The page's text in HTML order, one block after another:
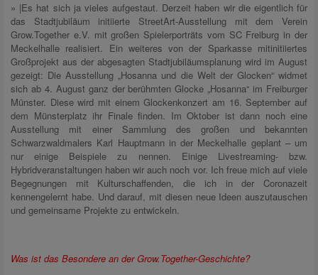
» |Es hat sich ja vieles aufgestaut. Derzeit haben wir die eigentlich für
das Stadtjubiläum initiierte StreetArt-Ausstellung mit dem Verein
Grow.Together e.V. mit großen Spielerporträts vom SC Freiburg in der
Meckelhalle realisiert. Ein weiteres von der Sparkasse mitinitiiertes
Großprojekt aus der abgesagten Stadtjubiläumsplanung wird im August
gezeigt: Die Ausstellung „Hosanna und die Welt der Glocken“ widmet
sich ab 4. August ganz der berühmten Glocke „Hosanna“ im Freiburger
Münster. Diese wird mit einem Glockenkonzert am 16. September auf
dem Münsterplatz ihr Finale finden. Im Oktober ist dann noch eine
Ausstellung mit einer Sammlung des großen und bekannten
Schwarzwaldmalers Karl Hauptmann in der Meckelhalle geplant – um
nur einige Beispiele zu nennen. Einige Livestreaming- bzw.
Hybridveranstaltungen haben wir auch noch vor. Ich freue mich auf viele
Begegnungen mit Kulturschaffenden, die ich in der Coronazeit
kennengelernt habe. Und darauf, mit diesen neue Ideen auszutauschen
und gemeinsame Projekte zu entwickeln.
Was ist das Besondere an der Grow.Together-Geschichte?